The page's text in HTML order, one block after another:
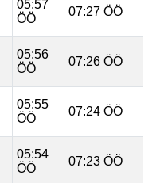
05:57
ÖÖ
07:27 ÖÖ
05:56
ÖÖ
07:26 ÖÖ
05:55
ÖÖ
07:24 ÖÖ
05:54
ÖÖ
07:23 ÖÖ